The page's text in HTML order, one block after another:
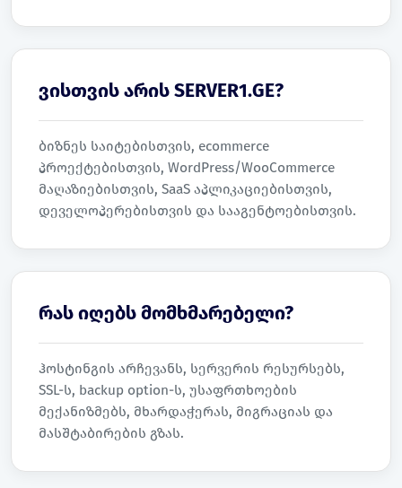
ვისთვის არის SERVER1.GE?
ბიზნეს საიტებისთვის, ecommerce
პროექტებისთვის, WordPress/WooCommerce
მაღაზიებისთვის, SaaS აპლიკაციებისთვის,
დეველოპერებისთვის და სააგენტოებისთვის.
რას იღებს მომხმარებელი?
ჰოსტინგის არჩევანს, სერვერის რესურსებს,
SSL-ს, backup option-ს, უსაფრთხოების
მექანიზმებს, მხარდაჭერას, მიგრაციას და
მასშტაბირების გზას.